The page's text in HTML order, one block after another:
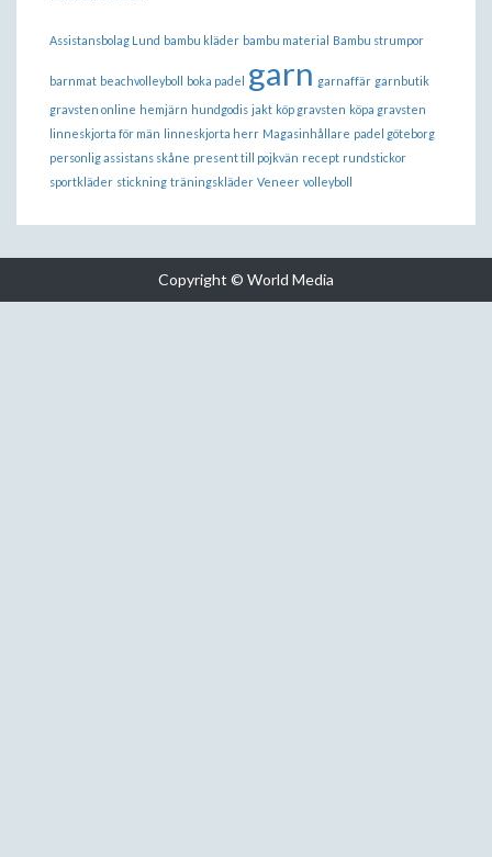
Assistansbolag Lund bambu kläder bambu material Bambu strumpor
barnmat beachvolleyboll boka padel garn garnaffär garnbutik
gravsten online hemjärn hundgodis jakt köp gravsten köpa gravsten
linneskjorta för män linneskjorta herr Magasinhållare padel göteborg
personlig assistans skåne present till pojkvän recept rundstickor
sportkläder stickning träningskläder Veneer volleyboll
Copyright © World Media